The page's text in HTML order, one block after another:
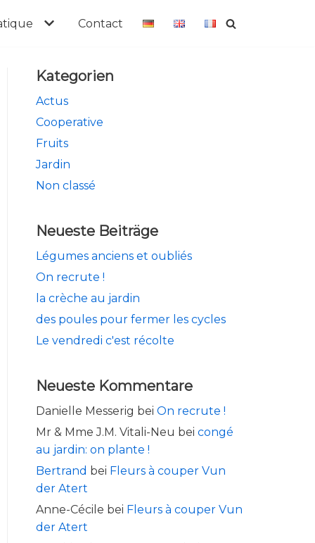
Contact
Kategorien
Actus
Cooperative
Fruits
Jardin
Non classé
Neueste Beiträge
Légumes anciens et oubliés
On recrute !
la crèche au jardin
des poules pour fermer les cycles
Le vendredi c'est récolte
Neueste Kommentare
Danielle Messerig bei On recrute !
Mr & Mme J.M. Vitali-Neu bei congé
au jardin: on plante !
Bertrand bei Fleurs à couper Vun
der Atert
Anne-Cécile bei Fleurs à couper Vun
der Atert